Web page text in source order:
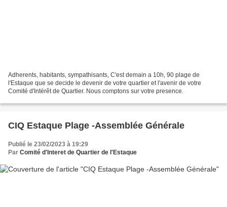
Adherents, habitants, sympathisants, C'est demain a 10h, 90 plage de
l'Estaque que se decide le devenir de votre quartier et l'avenir de votre
Comité d'Intérêt de Quartier. Nous comptons sur votre presence.
CIQ Estaque Plage -Assemblée Générale
Publié le 23/02/2023 à 19:29
Par Comité d'Interet de Quartier de l'Estaque